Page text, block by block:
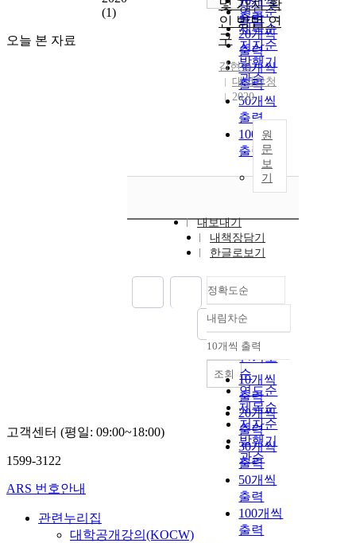
(1)
오늘 본 자료
연도순
제목순
저자순
발행기
관순
출력
20개씩
출력
30개씩
출력
50개씩
출력
100개씩
출력
및 가치 확
인 방법 연
구
김현철
대검찰청
2020
원
문
보
기
내보내기
내책장담기
한글로보기
정확도순
정확도
순
인기도
순
연도순
제목순
저자순
발행기
관순
내림차순
내림차순
10개씩 출력
10개씩
출력
20개씩
출력
30개씩
출력
50개씩
출력
100개씩
출력
조회
고객센터 (평일: 09:00~18:00)
1599-3122
ARS 번호안내
관련누리집
대학공개강의(KOCW)